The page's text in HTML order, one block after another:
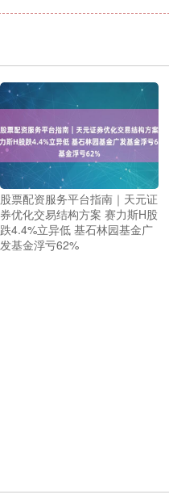
股票配资服务平台指南｜天元证
券优化交易结构方案 赛力斯H股
跌4.4%立异低 基石林园基金广
发基金浮亏62%